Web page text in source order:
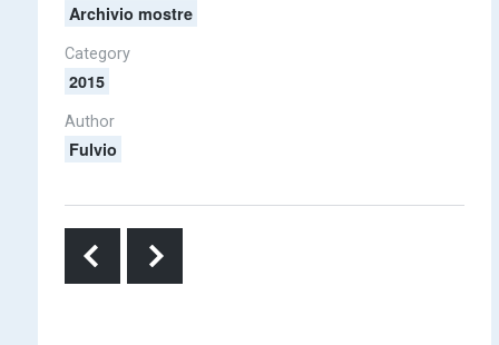
Archivio mostre
Category
2015
Author
Fulvio